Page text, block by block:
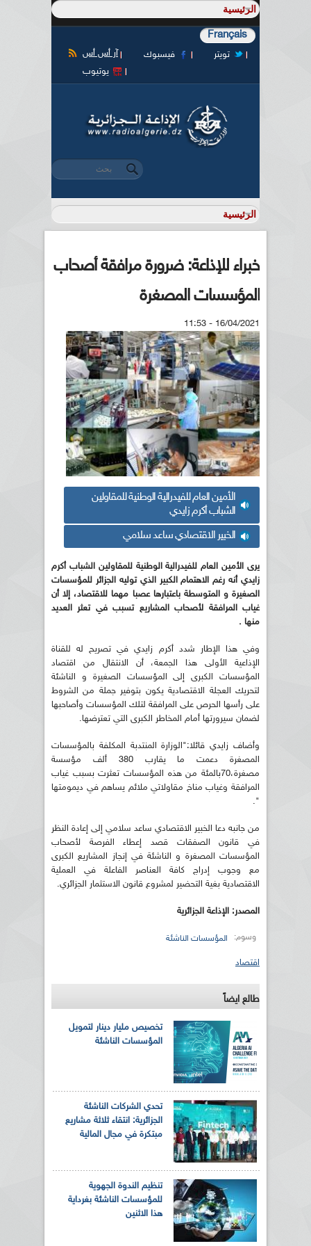
Français
آر أس أس فيسبوك
تويتر
يوتيوب
استمارة البحث
‏بحث ‏
خبراء للإذاعة: ضرورة مرافقة أصحاب
المؤسسات المصغرة
16/04/2021 - 11:53
الأمين العام للفيدرالية الوطنية للمقاولين
الشباب أكرم زايدي
الخبير الاقتصادي ساعد سلامي
يرى الأمين العام للفيدرالية الوطنية للمقاولين الشباب أكرم
زايدي أنه رغم الاهتمام الكبير الذي توليه الجزائر للمؤسسات
الصغيرة و المتوسطة باعتبارها عصبا مهما للاقتصاد، إلا أن
غياب المرافقة لأصحاب المشاريع تسبب في تعثر العديد
منها .
وفي هذا الإطار شدد أكرم زايدي في تصريح له للقناة
الإذاعية الأولى هذا الجمعة، أن الانتقال من اقتصاد
المؤسسات الكبرى إلى المؤسسات الصغيرة و الناشئة
لتحريك العجلة الاقتصادية يكون بتوفير جملة من الشروط
على رأسها الحرص على المرافقة لتلك المؤسسات وأصاحبها
لضمان سيرورتها أمام المخاطر الكبرى التي تعترضها.
وأضاف زايدي قائلا:"الوزارة المنتدبة المكلفة بالمؤسسات
المصغرة دعمت ما يقارب 380 ألف مؤسسة
مصغرة،70بالمئة من هذه المؤسسات تعثرت بسبب غياب
المرافقة وغياب مناخ مقاولاتي ملائم يساهم في ديمومتها
".
من جانبه دعا الخبير الاقتصادي ساعد سلامي إلى إعادة النظر
في قانون الصفقات قصد إعطاء الفرصة لأصحاب
المؤسسات المصغرة و الناشئة في إنجاز المشاريع الكبرى
مع وجوب إدراج كافة العناصر الفاعلة في العملية
الاقتصادية بغية التحضير لمشروع قانون الاستثمار الجزائري.
المصدر: الإذاعة الجزائرية
وسوم: المؤسسات الناشئة
اقتصاد
طالع ايضاً
تخصيص مليار دينار لتمويل
المؤسسات الناشئة
تحدي الشركات الناشئة
الجزائرية: انتقاء ثلاثة مشاريع
مبتكرة في مجال المالية
تنظيم الندوة الجهوية
للمؤسسات الناشئة بغرداية
هذا الاثنين